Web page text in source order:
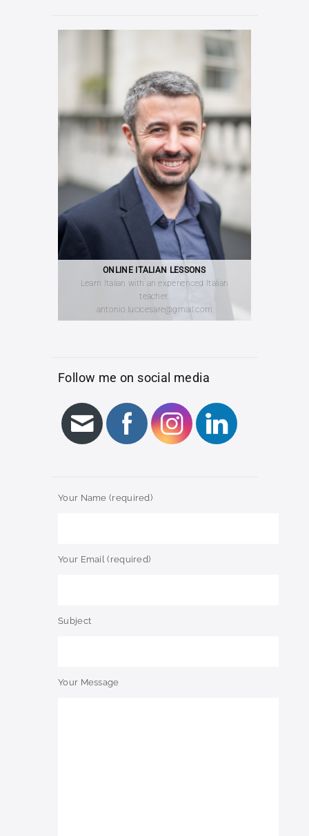
ONLINE ITALIAN LESSONS
Learn Italian with an experienced Italian
teacher.
antonio.lucicesare@gmail.com
Follow me on social media
Your Name (required)
Your Email (required)
Subject
Your Message